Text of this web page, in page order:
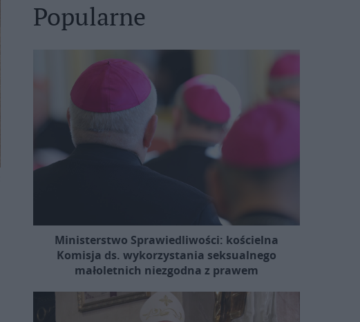
Popularne
Ministerstwo Sprawiedliwości: kościelna
Komisja ds. wykorzystania seksualnego
małoletnich niezgodna z prawem